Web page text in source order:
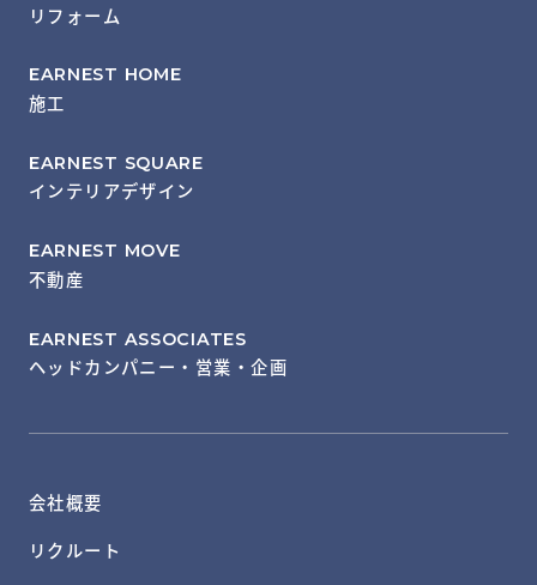
リフォーム
EARNEST HOME
施工
EARNEST SQUARE
インテリアデザイン
EARNEST MOVE
不動産
EARNEST ASSOCIATES
ヘッドカンパニー・営業・企画
会社概要
リクルート